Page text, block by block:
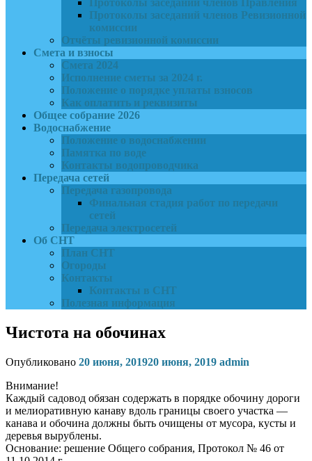
Протоколы заседаний членов Правления
Протоколы заседаний членов Ревизионной
комиссии
Отчёты ревизионной комиссии
Смета и взносы
Смета 2024
Исполнение сметы за 2024 г.
Положение о порядке уплаты взносов
Как оплатить и реквизиты
Общее собрание 2026
Водоснабжение
Положение о водоснабжении
Памятка по воде
Контакты водопроводчика
Передача сетей
Передача газопровода
Финальная стадия работ по передачи
сетей
Передача электросетей
Об СНТ
План СНТ
Огороды
Контакты
Контакты в СНТ
Полезная информация
Чистота на обочинах
Опубликовано 20 июня, 201920 июня, 2019 admin
Внимание!
Каждый садовод обязан содержать в порядке обочину дороги
и мелиоративную канаву вдоль границы своего участка —
канава и обочина должны быть очищены от мусора, кусты и
деревья вырублены.
Основание: решение Общего собрания, Протокол № 46 от